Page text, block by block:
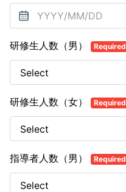
研修生人数（男） Required
研修生人数（女） Required
指導者人数（男） Required